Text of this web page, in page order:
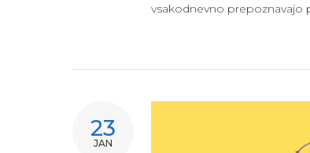
vsakodnevno prepoznavajo
23
JAN